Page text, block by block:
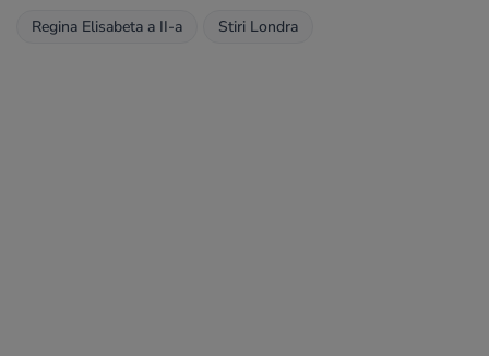
Regina Elisabeta a II-a Stiri Londra